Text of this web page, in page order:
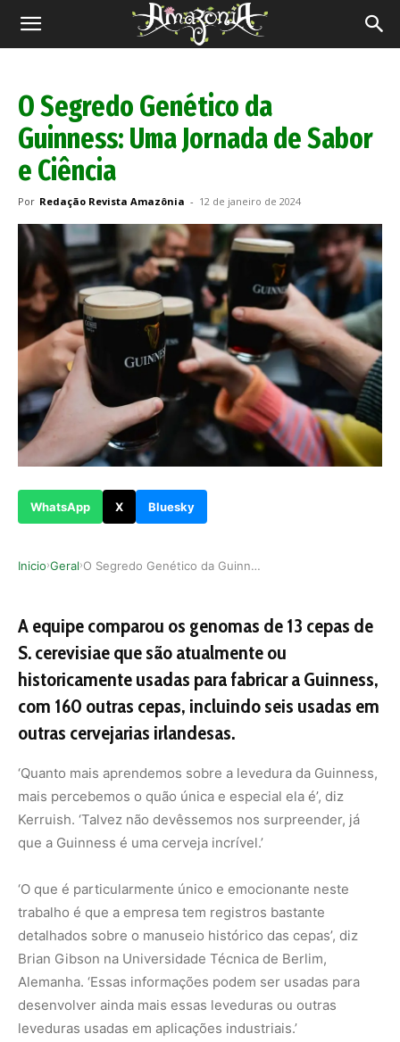
Revista
O Segredo Genético da
Guinness: Uma Jornada de Sabor
e Ciência
Por Redação Revista Amazônia - 12 de janeiro de 2024
WhatsApp X Bluesky
Inicio›Geral› O Segredo Genético da Guinness: Uma Jornada de …
A equipe comparou os genomas de 13 cepas de
S. cerevisiae que são atualmente ou
historicamente usadas para fabricar a Guinness,
com 160 outras cepas, incluindo seis usadas em
outras cervejarias irlandesas.
‘Quanto mais aprendemos sobre a levedura da Guinness,
mais percebemos o quão única e especial ela é’, diz
Kerruish. ‘Talvez não devêssemos nos surpreender, já
que a Guinness é uma cerveja incrível.’
‘O que é particularmente único e emocionante neste
trabalho é que a empresa tem registros bastante
detalhados sobre o manuseio histórico das cepas’, diz
Brian Gibson na Universidade Técnica de Berlim,
Alemanha. ‘Essas informações podem ser usadas para
desenvolver ainda mais essas leveduras ou outras
leveduras usadas em aplicações industriais.’